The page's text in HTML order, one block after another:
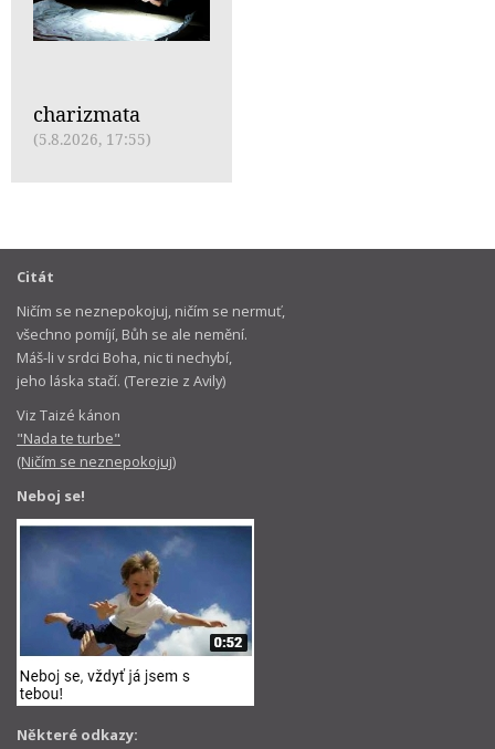
charizmata
(5.8.2026, 17:55)
Citát
Ničím se neznepokojuj, ničím se nermuť,
všechno pomíjí, Bůh se ale nemění.
Máš-li v srdci Boha, nic ti nechybí,
jeho láska stačí. (Terezie z Avily)
Viz Taizé kánon
"Nada te turbe"
(Ničím se neznepokojuj)
Neboj se!
Některé odkazy: